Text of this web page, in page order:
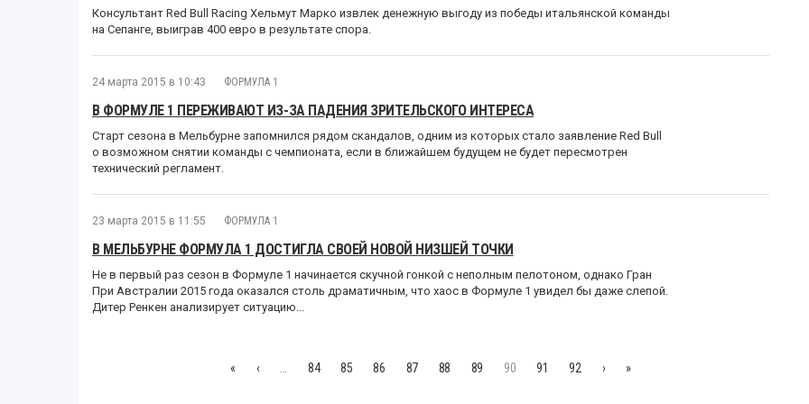
Консультант Red Bull Racing Хельмут Марко извлек денежную выгоду из победы итальянской команды
на Сепанге, выиграв 400 евро в результате спора.
24 марта 2015 в 10:43 ФОРМУЛА 1
В ФОРМУЛЕ 1 ПЕРЕЖИВАЮТ ИЗ-ЗА ПАДЕНИЯ ЗРИТЕЛЬСКОГО ИНТЕРЕСА
Старт сезона в Мельбурне запомнился рядом скандалов, одним из которых стало заявление Red Bull
о возможном снятии команды с чемпионата, если в ближайшем будущем не будет пересмотрен
технический регламент.
23 марта 2015 в 11:55 ФОРМУЛА 1
В МЕЛЬБУРНЕ ФОРМУЛА 1 ДОСТИГЛА СВОЕЙ НОВОЙ НИЗШЕЙ ТОЧКИ
Не в первый раз сезон в Формуле 1 начинается скучной гонкой с неполным пелотоном, однако Гран
При Австралии 2015 года оказался столь драматичным, что хаос в Формуле 1 увидел бы даже слепой.
Дитер Ренкен анализирует ситуацию...
« ‹ 84 85 86 87 88 89 90 91 92 › »